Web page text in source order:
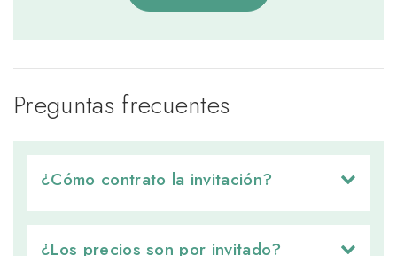
Preguntas frecuentes
¿Cómo contrato la invitación?
¿Los precios son por invitado?